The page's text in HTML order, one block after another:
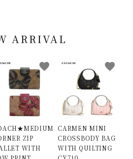
ARRIVAL
ZIP
WITH
favorite
CARMEN MINI
CROSSBODY BAG
WITH QUILTING
favorite